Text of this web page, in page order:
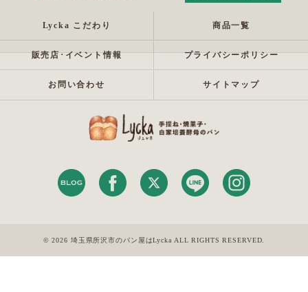
Lycka こだわり 商品一覧
販売店･イベント情報 プライバシーポリシー
お問い合わせ サイトマップ
© 2026 埼玉県所沢市のパン屋はLycka ALL RIGHTS RESERVED.